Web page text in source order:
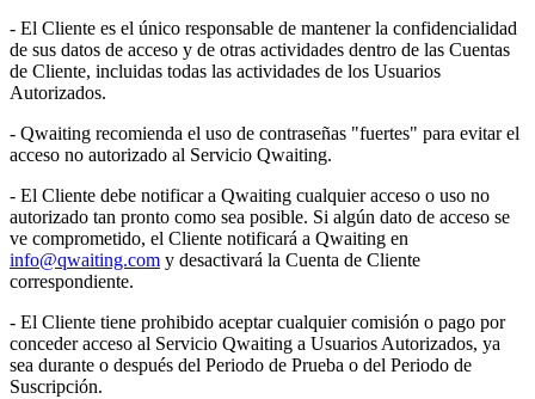
- El Cliente es el único responsable de mantener la confidencialidad
de sus datos de acceso y de otras actividades dentro de las Cuentas
de Cliente, incluidas todas las actividades de los Usuarios
Autorizados.
- Qwaiting recomienda el uso de contraseñas "fuertes" para evitar el
acceso no autorizado al Servicio Qwaiting.
- El Cliente debe notificar a Qwaiting cualquier acceso o uso no
autorizado tan pronto como sea posible. Si algún dato de acceso se
ve comprometido, el Cliente notificará a Qwaiting en
info@qwaiting.com y desactivará la Cuenta de Cliente
correspondiente.
- El Cliente tiene prohibido aceptar cualquier comisión o pago por
conceder acceso al Servicio Qwaiting a Usuarios Autorizados, ya
sea durante o después del Periodo de Prueba o del Periodo de
Suscripción.